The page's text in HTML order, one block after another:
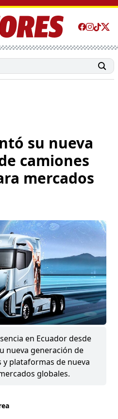
su nueva
camiones
mercados
en Ecuador desde
nueva generación de
plataformas de nueva
globales.